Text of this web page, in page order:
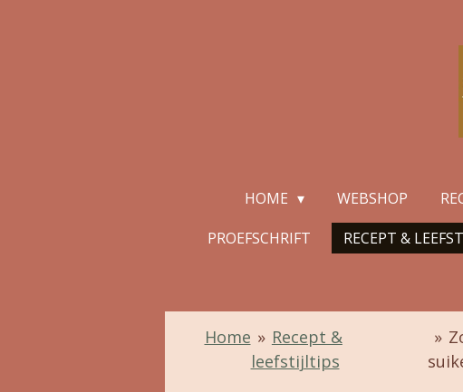
HOME WEBSHOP
PROEFSCHRIFT
RECEPT &
Home » Recept &
leefstijltips
»